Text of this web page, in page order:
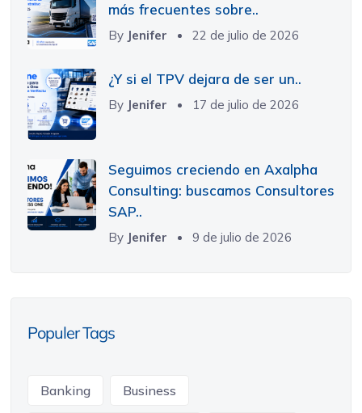
más frecuentes sobre..
By Jenifer 22 de julio de 2026
¿Y si el TPV dejara de ser un..
By Jenifer 17 de julio de 2026
Seguimos creciendo en Axalpha
Consulting: buscamos Consultores
SAP..
By Jenifer 9 de julio de 2026
Populer Tags
Banking Business